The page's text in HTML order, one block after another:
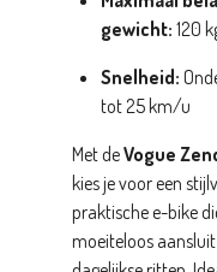
gewicht: 120
Snelheid:
tot 25 km/u
Met deVogue
kies je voor een
praktische e-bike
moeiteloos